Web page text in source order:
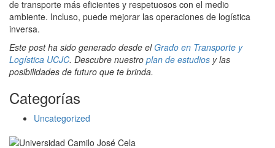
de transporte más eficientes y respetuosos con el medio
ambiente. Incluso, puede mejorar las operaciones de logística
inversa.
Este post ha sido generado desde elGrado en Transporte y
Logística UCJC. Descubre nuestro plan de estudios y las
posibilidades de futuro que te brinda.
Categorías
Uncategorized